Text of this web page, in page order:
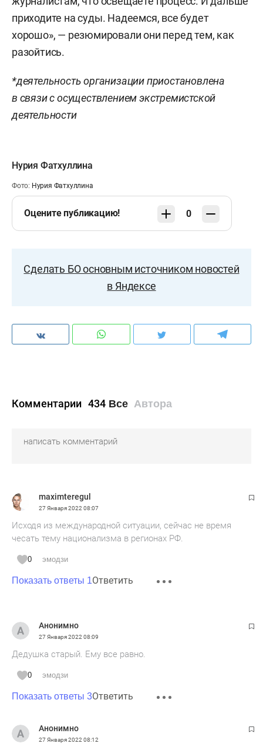
приходите на суды. Надеемся, все будет
хорошо», — резюмировали они перед тем, как
разойтись.
*деятельность организации приостановлена
в связи с осуществлением экстремистской
деятельности
Нурия Фатхуллина
Фото: Нурия Фатхуллина
Оцените публикацию! 0
Сделать БО основным источником новостей
в Яндексе
Комментарии 434 Все Автора
maximteregul
27 Января 2022 08:07
Исходя из международной ситуации, сейчас не время
чесать тему национализма в регионах РФ.
0 эмодзи
Показать ответы 1Ответить
Анонимно
27 Января 2022 08:09
Дедушка старый. Ему все равно.
0 эмодзи
Показать ответы 3Ответить
Анонимно
27 Января 2022 08:12